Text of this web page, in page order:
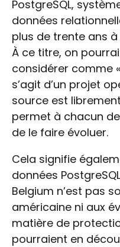
PostgreSQL,
données
plus de trente ans à
À ce titre, on
considérer comme
s’agit d’un projet
source est
permet à chacun de
de le faire évoluer.
Cela signifie
données
Belgium n’est pas
américaine ni aux
matière de
pourraient en